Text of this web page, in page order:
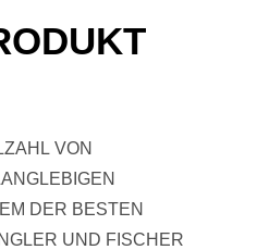
VON
DER BESTEN
UND FISCHER